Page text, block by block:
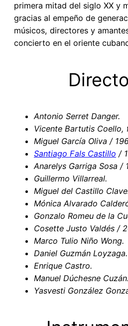
primera mitad del siglo XX y
gracias al empeño de
músicos, directores y
concierto en el oriente
Antonio Serret Danger.
Vicente Bartutis Coello,
Miguel García Oliva /
Santiago Fals Castillo /
Anarelys Garriga Sosa /
Guillermo Villarreal.
Miguel del Castillo
Mónica Alvarado
Gonzalo Romeu de la
Cosette Justo Valdés /
Marco Tulio Niño Wong.
Daniel Guzmán Loyzaga.
Enrique Castro.
Manuel Dúchesne Cuzán.
Yasvesti González